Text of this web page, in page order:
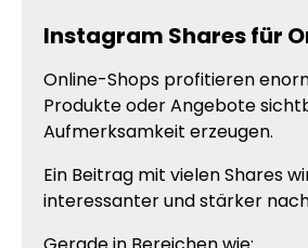
Instagram Shares für
Online-Shops profitieren
Produkte oder Angebote
Aufmerksamkeit erzeugen.
Ein Beitrag mit vielen Shares
interessanter und stärker